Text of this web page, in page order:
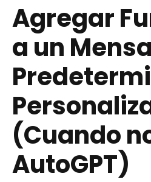
Agregar
a un
(Cuando
AutoGPT)